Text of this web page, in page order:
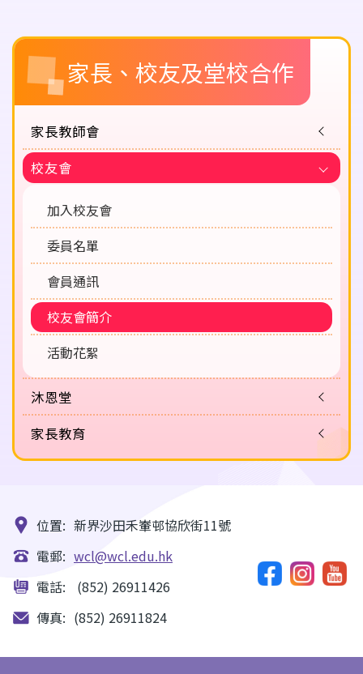
Main
navigation
家長、校友及堂校合作
家長教師會
校友會
加入校友會
委員名單
會員通訊
校友會簡介
活動花絮
沐恩堂
家長教育
位置: 新界沙田禾輋邨協欣街11號
電郵: wcl@wcl.edu.hk
電話:
(852) 26911426
傳真: (852) 26911824